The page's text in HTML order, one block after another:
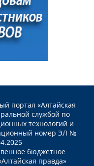
портал «Алтайская
службой по
технологий и
номер ЭЛ №
бюджетное
правда»